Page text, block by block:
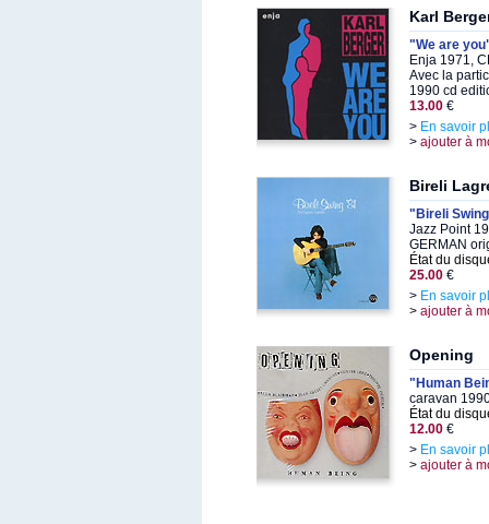
Karl
"We are
Enja 1971,
Avec la
1990 cd
13.00 €
> En savoir
> ajouter à
Bireli
"Bireli
Jazz Point
GERMAN
État du
25.00 €
> En savoir
> ajouter à
Opening
"Human
caravan
État du
12.00 €
> En savoir
> ajouter à